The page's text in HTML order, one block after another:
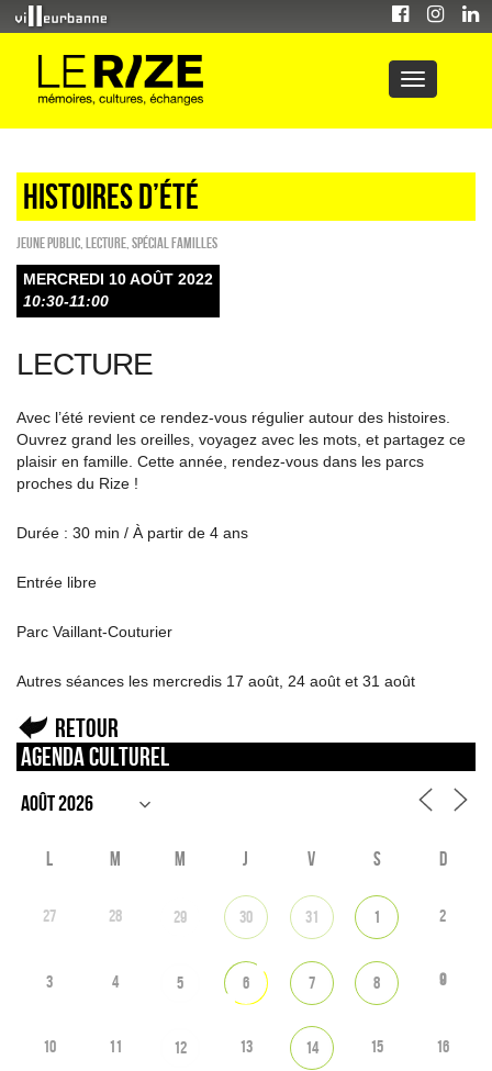
HISTOIRES D’ÉTÉ
Jeune public Lecture Spécial familles
MERCREDI 10 AOÛT 2022
10:30-11:00
LECTURE
Avec l’été revient ce rendez-vous régulier autour des histoires.
Ouvrez grand les oreilles, voyagez avec les mots, et partagez ce
plaisir en famille. Cette année, rendez-vous dans les parcs
proches du Rize !
Durée : 30 min / À partir de 4 ans
Entrée libre
Parc Vaillant-Couturier
Autres séances les mercredis 17 août, 24 août et 31 août
Retour
Agenda culturel
L M M J V S D
27 28 29 30 31 1 2
3 4 5 6 7 8 9
10 11 12 13 14 15 16